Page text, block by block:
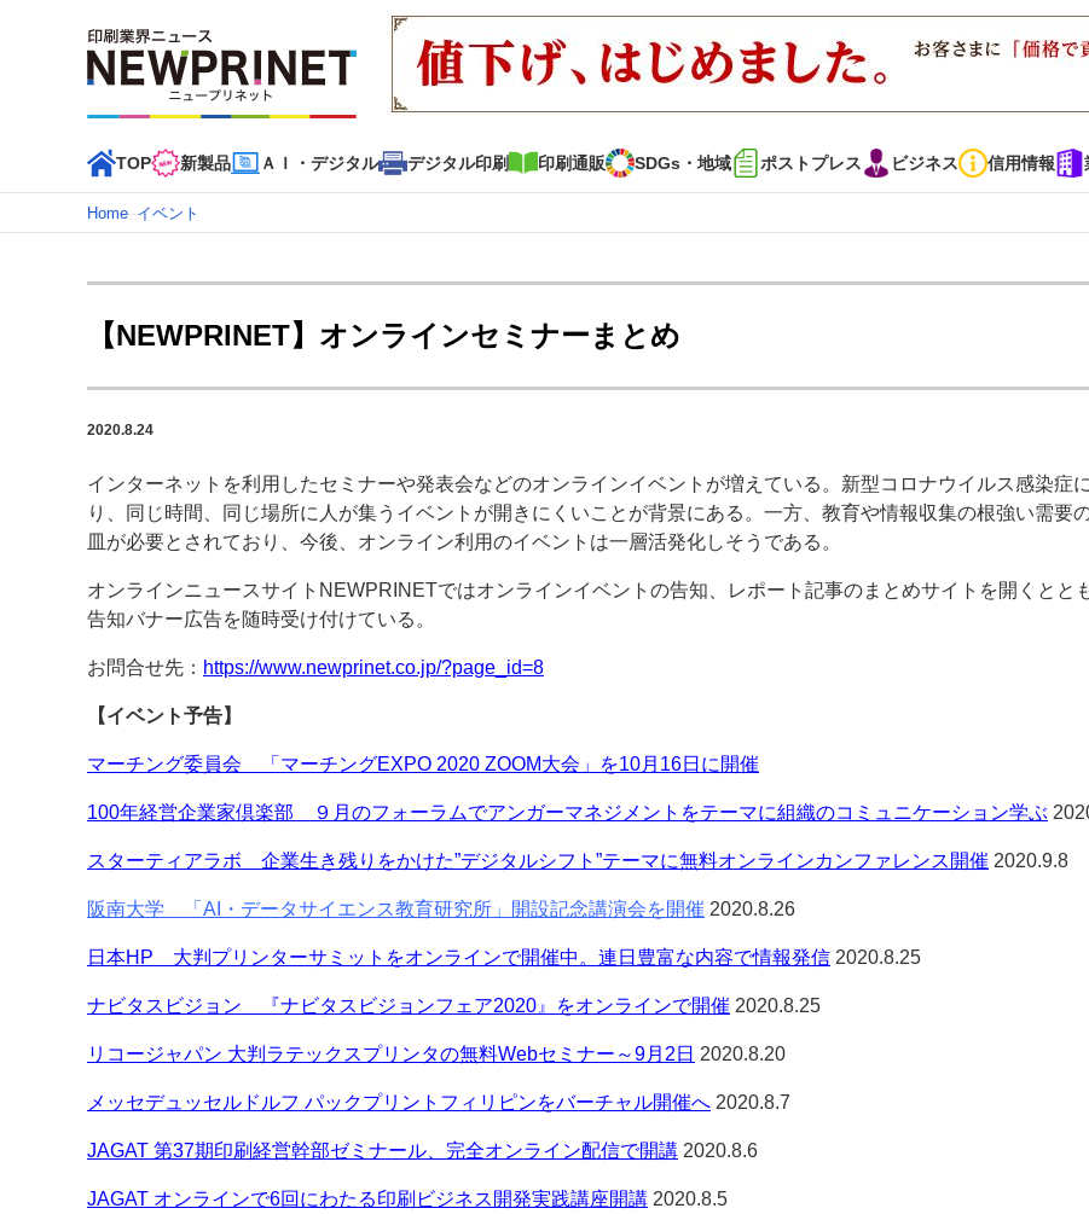
TOP 新製品 ＡＩ・デジタル デジタル印刷 印刷通販 SDGs・地域 ポストプレス ビジネス 信用情報
インデックス
TOP 新着記事 特集記事 動画コンテンツ インタビュー コレクション
カテゴリー一覧
新商品 新製品 ＡＩ・デジタル デジタル印刷 印刷通販 SDGs・地域 ポストプレス ビジネス イベント 信用情報
特集記事カテゴリー一覧
2022 見える化・MIS特集 特集・デジタル印刷 アイデアで勝負！ ～多様なビジネス・多彩な商材～ JAPAN PACK 2023 特集
特集・デジタル印刷 ～ 新成長軌道を描く
案内
発刊案内 JFPI印刷用語集 印刷機材年鑑
Home–イベント
【NEWPRINET】オンラインセミナーまとめ
2020.8.24
インターネットを利用したセミナーや発表会などのオンラインイベントが増えている。新型コロナウイルス感染症
り、同じ時間、同じ場所に人が集うイベントが開きにくいことが背景にある。一方、教育や情報収集の根強い需要
皿が必要とされており、今後、オンライン利用のイベントは一層活発化しそうである。
オンラインニュースサイトNEWPRINETではオンラインイベントの告知、レポート記事のまとめサイトを開くととも
告知バナー広告を随時受け付けている。
お問合せ先： https://www.newprinet.co.jp/?page_id=8
【イベント予告】
マーチング委員会 「マーチングEXPO 2020 ZOOM大会」を10月16日に開催
100年経営企業家倶楽部 ９月のフォーラムでアンガーマネジメントをテーマに組織のコミュニケーション学ぶ
スターティアラボ 企業生き残りをかけた”デジタルシフト”テーマに無料オンラインカンファレンス開催 2020.9.8
阪南大学 「AI・データサイエンス教育研究所」開設記念講演会を開催 2020.8.26
日本HP 大判プリンターサミットをオンラインで開催中。連日豊富な内容で情報発信 2020.8.25
ナビタスビジョン 『ナビタスビジョンフェア2020』をオンラインで開催 2020.8.25
リコージャパン 大判ラテックスプリンタの無料Webセミナー～9月2日 2020.8.20
メッセデュッセルドルフ パックプリントフィリピンをバーチャル開催へ 2020.8.7
JAGAT 第37期印刷経営幹部ゼミナール、完全オンライン配信で開講 2020.8.6
JAGAT オンラインで6回にわたる印刷ビジネス開発実践講座開講 2020.8.5